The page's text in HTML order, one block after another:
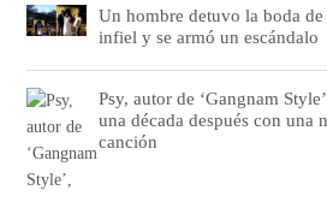
Un hombre detuvo la boda de
infiel y se armó un escándalo
Psy, autor de ‘Gangnam
una década después con una
canción